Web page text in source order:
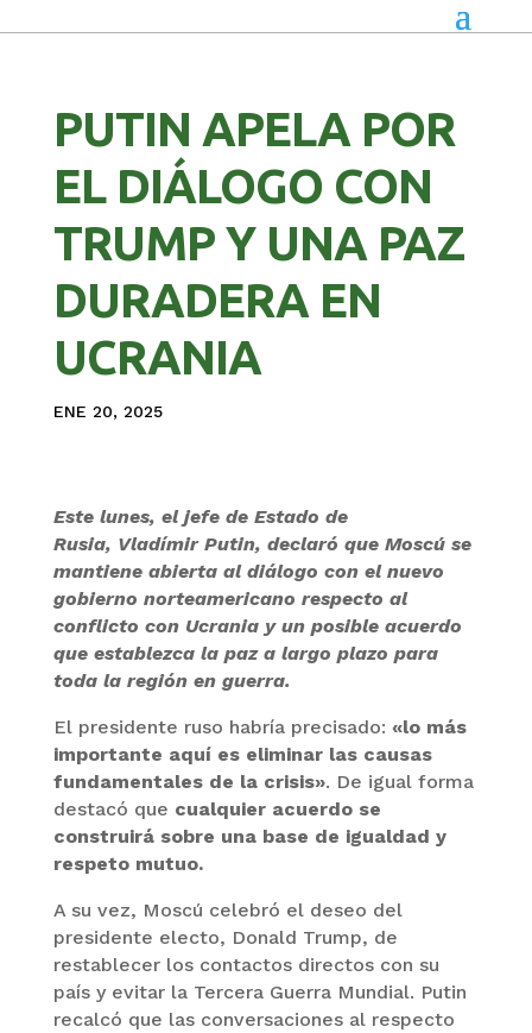
PUTIN APELA POR
EL DIÁLOGO CON
TRUMP Y UNA PAZ
DURADERA EN
UCRANIA
ENE 20, 2025
Este lunes, el jefe de Estado de
Rusia, Vladímir Putin, declaró que Moscú se
mantiene abierta al diálogo con el nuevo
gobierno norteamericano respecto al
conflicto con Ucrania y un posible acuerdo
que establezca la paz a largo plazo para
toda la región en guerra.
El presidente ruso habría precisado: «lo más
importante aquí es eliminar las causas
fundamentales de la crisis». De igual forma
destacó que cualquier acuerdo se
construirá sobre una base de igualdad y
respeto mutuo.
A su vez, Moscú celebró el deseo del
presidente electo, Donald Trump, de
restablecer los contactos directos con su
país y evitar la Tercera Guerra Mundial. Putin
recalcó que las conversaciones al respecto